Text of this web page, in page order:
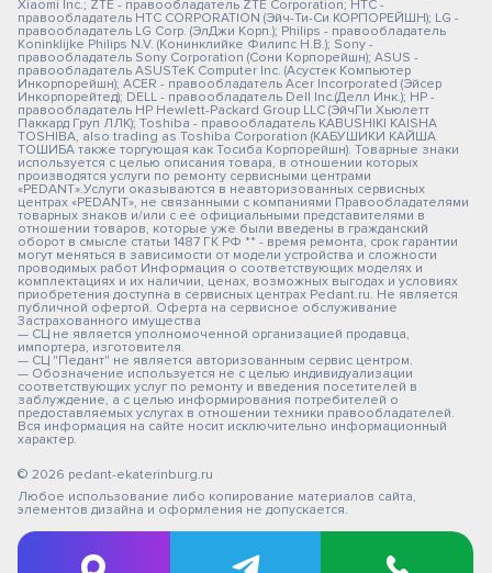
Xiaomi Inc.; ZTE - правообладатель ZTE Corporation; HTC -
правообладатель HTC CORPORATION (Эйч-Ти-Си КОРПОРЕЙШН); LG -
правообладатель LG Corp. (ЭлДжи Корп.); Philips - правообладатель
Koninklijke Philips N.V. (Конинклийке Филипс Н.В.); Sony -
правообладатель Sony Corporation (Сони Корпорейшн); ASUS -
правообладатель ASUSTeK Computer Inc. (Асустек Компьютер
Инкорпорейшн); ACER - правообладатель Acer Incorporated (Эйсер
Инкорпорейтед); DELL - правообладатель Dell Inc.(Делл Инк.); HP -
правообладатель HP Hewlett-Packard Group LLC (ЭйчПи Хьюлетт
Паккард Груп ЛЛК); Toshiba - правообладатель KABUSHIKI KAISHA
TOSHIBA, also trading as Toshiba Corporation (КАБУШИКИ КАЙША
ТОШИБА также торгующая как Тосиба Корпорейшн). Товарные знаки
используется с целью описания товара, в отношении которых
производятся услуги по ремонту сервисными центрами
«PEDANT».Услуги оказываются в неавторизованных сервисных
центрах «PEDANT», не связанными с компаниями Правообладателями
товарных знаков и/или с ее официальными представителями в
отношении товаров, которые уже были введены в гражданский
оборот в смысле статьи 1487 ГК РФ ** - время ремонта, срок гарантии
могут меняться в зависимости от модели устройства и сложности
проводимых работ Информация о соответствующих моделях и
комплектациях и их наличии, ценах, возможных выгодах и условиях
приобретения доступна в сервисных центрах Pedant.ru. Не является
публичной офертой. Оферта на сервисное обслуживание
Застрахованного имущества
— СЦ не является уполномоченной организацией продавца,
импортера, изготовителя.
— СЦ "Педант" не является авторизованным сервис центром.
— Обозначение используется не с целью индивидуализации
соответствующих услуг по ремонту и введения посетителей в
заблуждение, а с целью информирования потребителей о
предоставляемых услугах в отношении техники правообладателей.
Вся информация на сайте носит исключительно информационный
характер.
© 2026 pedant-ekaterinburg.ru
Любое использование либо копирование материалов сайта,
элементов дизайна и оформления не допускается.